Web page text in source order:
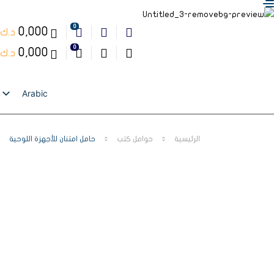
0
0,000 د.ك
0
0,000 د.ك
Arabic
English
الرئيسية حوامل كتب حامل امتنان للأجهزة اللوحية